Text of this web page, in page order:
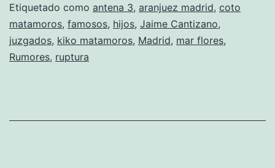
Etiquetado como antena 3, aranjuez madrid, coto
matamoros, famosos, hijos, Jaime Cantizano,
juzgados, kiko matamoros, Madrid, mar flores,
Rumores, ruptura